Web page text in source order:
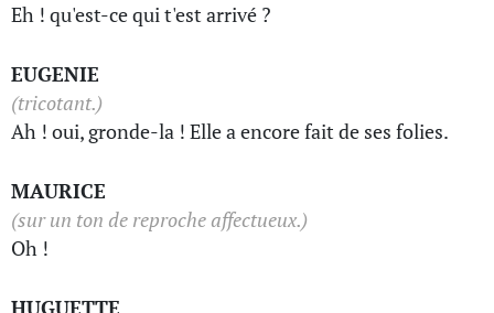
Eh ! qu'est-ce qui t'est arrivé ?
EUGENIE
(tricotant.)
Ah ! oui, gronde-la ! Elle a encore fait de ses folies.
MAURICE
(sur un ton de reproche affectueux.)
Oh !